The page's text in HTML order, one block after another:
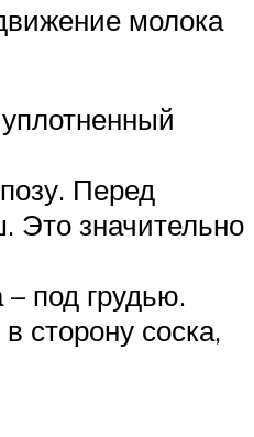
молока
Перед
Это значительно
под грудью.
сторону соска,